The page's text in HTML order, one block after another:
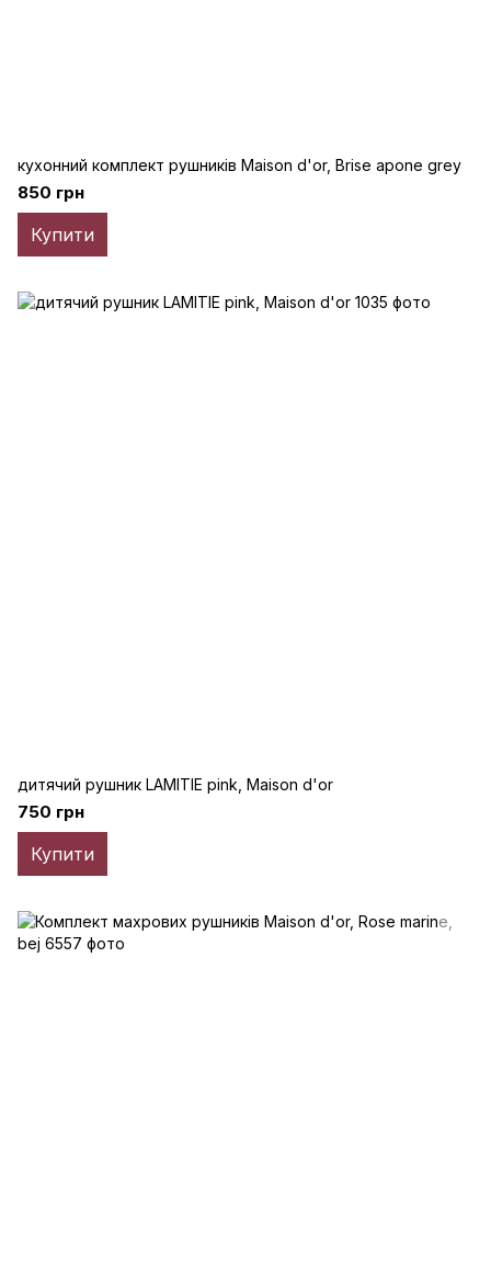
кухонний комплект рушників Maison d'or, Brise apone grey
850 грн
Купити
дитячий рушник LAMITIE pink, Maison d'or
750 грн
Купити